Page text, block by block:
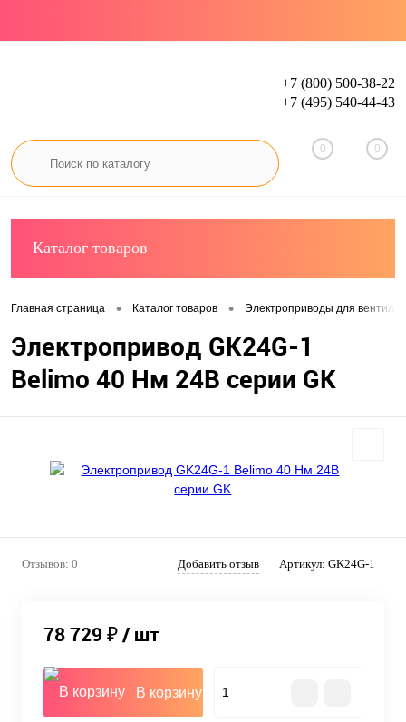
Регистрация
+7 (800) 500-38-22
+7 (495) 540-44-43
0 0
Каталог товаров
Главная страница • Каталог товаров • Электроприводы для
Электропривод GK24G-1
Belimo 40 Нм 24В серии GK
Отзывов: 0 Добавить отзыв Артикул: GK24G-1
78 729 ₽/ шт
В корзину